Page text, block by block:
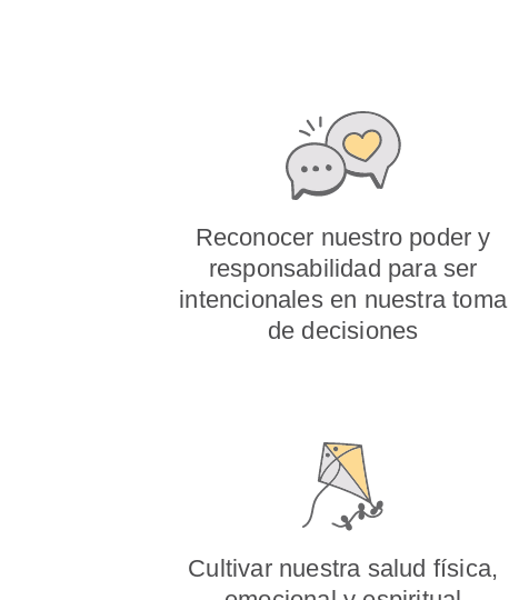
Reconocer nuestro poder y
responsabilidad para ser
intencionales en nuestra toma
de decisiones
Cultivar nuestra salud física,